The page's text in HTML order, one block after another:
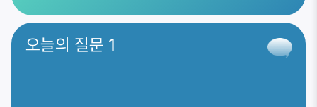
오늘의 질문 1